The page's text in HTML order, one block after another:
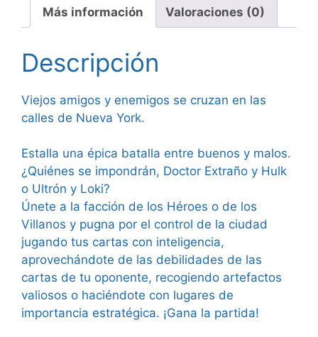
Más información Valoraciones (0)
Descripción
Viejos amigos y enemigos se cruzan en las
calles de Nueva York.
Estalla una épica batalla entre buenos y malos.
¿Quiénes se impondrán, Doctor Extraño y Hulk
o Ultrón y Loki?
Únete a la facción de los Héroes o de los
Villanos y pugna por el control de la ciudad
jugando tus cartas con inteligencia,
aprovechándote de las debilidades de las
cartas de tu oponente, recogiendo artefactos
valiosos o haciéndote con lugares de
importancia estratégica. ¡Gana la partida!